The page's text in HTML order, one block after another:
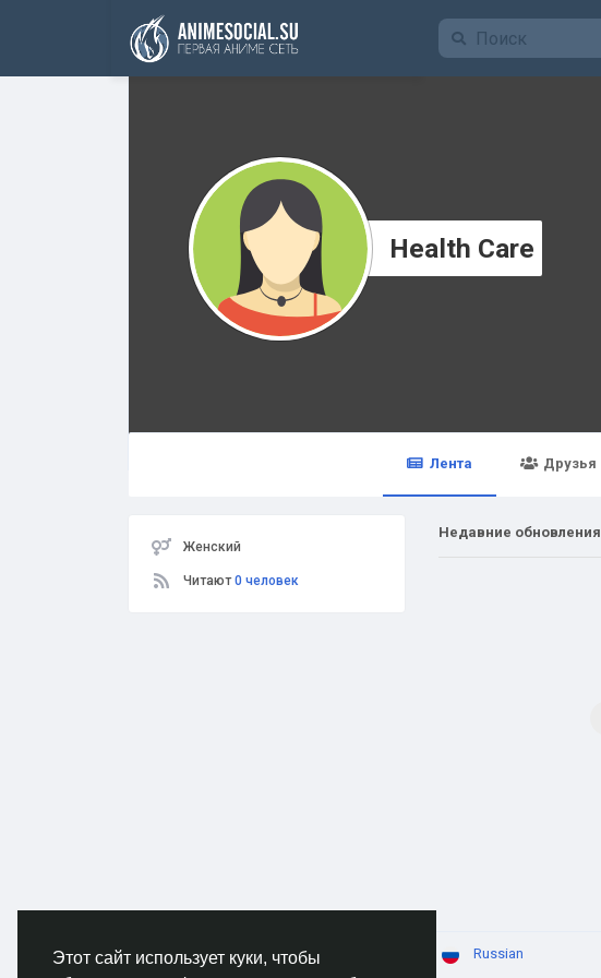
Этот сайт использует куки, чтобы
Funding
Health Care
Лента Друзья
Женский
Читают0 человек
Недавние обновления
© 2026 AnimeSocial.SU - Первая аниме сеть! Russian